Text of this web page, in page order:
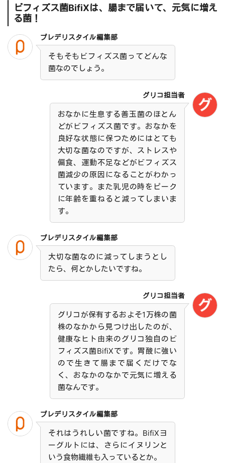
ビフィズス菌BifiXは、腸まで届いて、元気に増え
る菌！
プレデリスタイル編集部
そもそもビフィズス菌ってどんな
菌なのでしょう。
グリコ担当者
おなかに生息する善玉菌のほとん
どがビフィズス菌です。おなかを
良好な状態に保つためにはとても
大切な菌なのですが、ストレスや
偏食、運動不足などがビフィズス
菌減少の原因になることがわかっ
ています。また乳児の時をピーク
に年齢を重ねると減ってしまいま
す。
プレデリスタイル編集部
大切な菌なのに減ってしまうとし
たら、何とかしたいですね。
グリコ担当者
グリコが保有するおよそ1万株の菌
株のなかから見つけ出したのが、
健康なヒト由来のグリコ独自のビ
フィズス菌BifiXです。胃酸に強い
ので生きて腸まで届くだけでな
く、おなかのなかで元気に増える
菌なんです。
プレデリスタイル編集部
それはうれしい菌ですね。BifiXヨ
ーグルトには、さらにイヌリンと
いう食物繊維も入っているとか。